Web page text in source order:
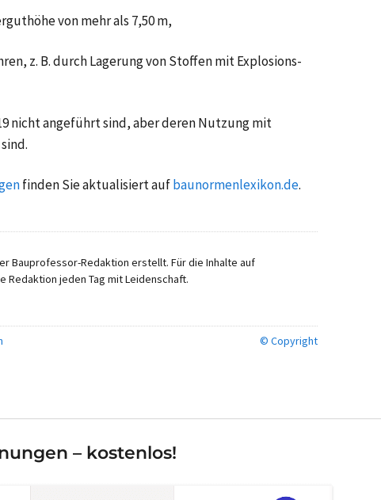
von mehr als 7,50 m,
z. B. durch Lagerung von Stoffen mit Explosions-
nicht angeführt sind, aber deren Nutzung mit
finden Sie aktualisiert aufbaunormenlexikon.de.
Bauprofessor-Redaktion erstellt. Für die Inhalte auf
jeden Tag mit Leidenschaft.
© Copyright
– kostenlos!